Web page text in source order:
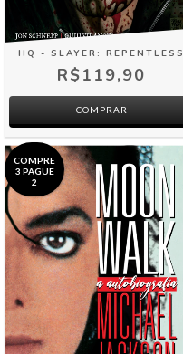
HQ - SLAYER: REPENTLESS
R$119,90
COMPRE
3 PAGUE
2